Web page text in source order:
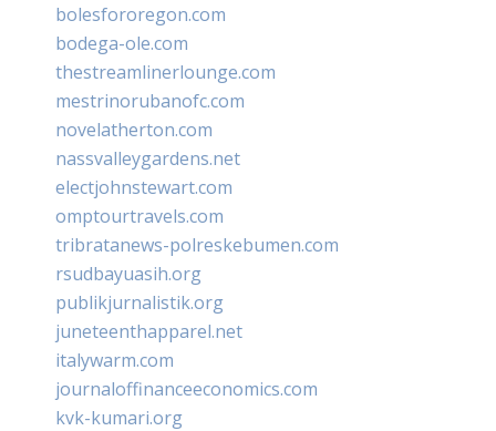
bolesfororegon.com
bodega-ole.com
thestreamlinerlounge.com
mestrinorubanofc.com
novelatherton.com
nassvalleygardens.net
electjohnstewart.com
omptourtravels.com
tribratanews-polreskebumen.com
rsudbayuasih.org
publikjurnalistik.org
juneteenthapparel.net
italywarm.com
journaloffinanceeconomics.com
kvk-kumari.org